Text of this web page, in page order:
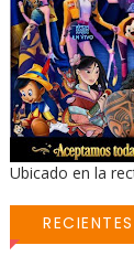
Ubicado en la
RECIENTES